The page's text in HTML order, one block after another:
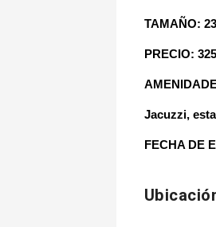
TAMAÑO:
PRECIO:
Jacuzzi,
FECHA DE